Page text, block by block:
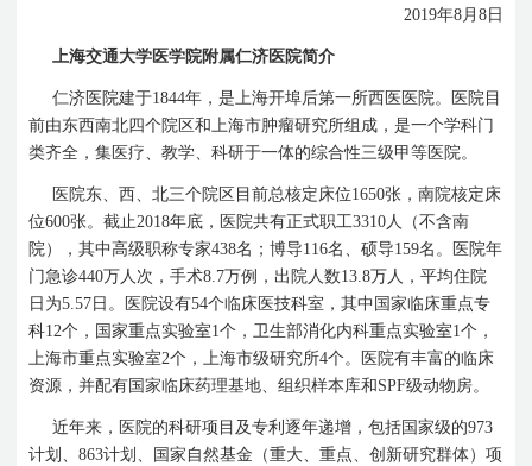
2019年8月 8日
上海交通大学医学院附属仁济医院简介
仁济医院建于1844年，是上海开埠后第一所西医医院。医院目
前由东西南北四个院区和上海市肿瘤研究所组成，是一个学科门
类齐全，集医疗、教学、科研于一体的综合性三级甲等医院。
医院东、西、北三个院区目前总核定床位1650张，南院核定床
位600张。截止 2018年底，医院共有正式职工3310 人（不含南
院），其中高级职称专家438名；博导116名、硕导159名。医院年
门急诊440万人次，手术8.7万例，出院人数13.8万人，平均住院
日为5.57日。医院设有54个临床医技科室，其中国家临床重点专
科12个，国家重点实验室1个，卫生部消化内科重点实验室1个，
上海市重点实验室2个，上海市级研究所4个。医院有丰富的临床
资源，并配有国家临床药理基地、组织样本库和SPF级动物房。
近年来，医院的科研项目及专利逐年递增，包括国家级的973
计划、863计划、国家自然基金（重大、重点、创新研究群体）项